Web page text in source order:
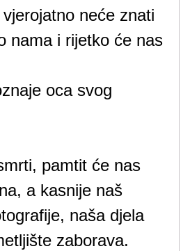
neće znati
nama i rijetko će nas
oca svog
pamtit će nas
a kasnije naš
naša djela
zaborava.